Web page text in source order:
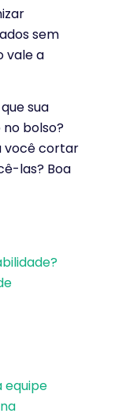
sem
vale a
sua
bolso?
você cortar
las? Boa
equipe